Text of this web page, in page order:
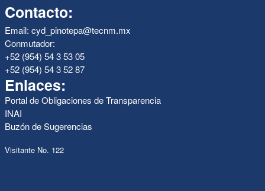
Contacto:
Email: cyd_pinotepa@tecnm.mx
Conmutador:
+52 (954) 54 3 53 05
+52 (954) 54 3 52 87
Enlaces:
Portal de Obligaciones de Transparencia
INAI
Buzón de Sugerencias
Visitante No. 122